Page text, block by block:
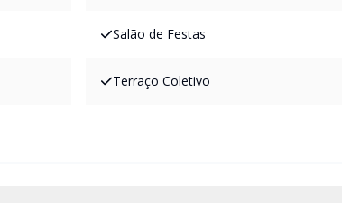
Salão de Festas
Terraço Coletivo